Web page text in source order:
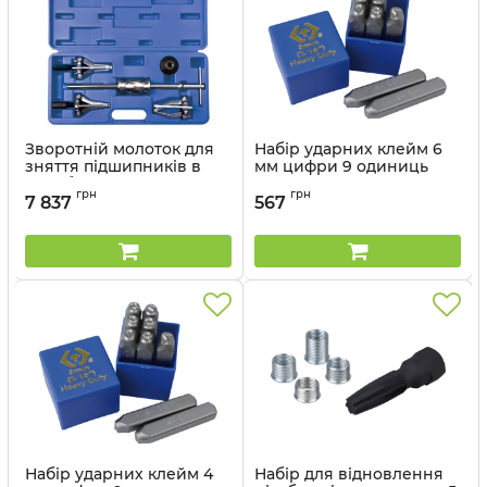
Зворотній молоток для
зняття підшипників в
коробці з пластику KING
TONY
7 837 грн
Набір ударних клейм 6
мм цифри 9 одиниць
567 грн
Набір ударних клейм 4
Набір для відновлення